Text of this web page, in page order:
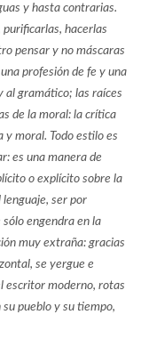
y hasta contrarias.
hacerlas
pensar y no máscaras
profesión de fe y una
al gramático; las raíces
de la moral: la crítica
y moral. Todo estilo es
es una manera de
o explícito sobre la
lenguaje, ser por
engendra en la
muy extraña: gracias
se yergue e
escritor moderno, rotas
pueblo y su tiempo,